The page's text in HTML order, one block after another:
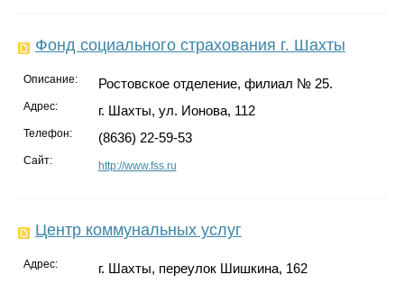
Фонд социального страхования г. Шахты
Описание: Ростовское отделение, филиал № 25.
Адрес: г. Шахты, ул. Ионова, 112
Телефон: (8636) 22-59-53
Сайт: http://www.fss.ru
Центр коммунальных услуг
Адрес: г. Шахты, переулок Шишкина, 162